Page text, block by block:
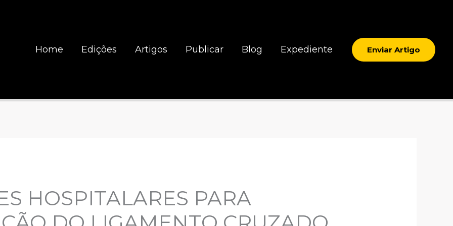
Home Edições Artigos Publicar Blog Expediente Enviar Artigo
HOSPITALARES PARA